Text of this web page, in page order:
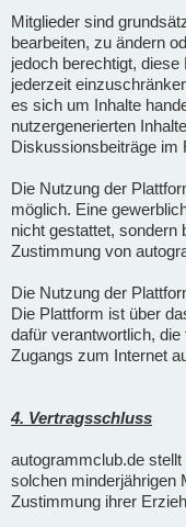
Mitglieder sind
bearbeiten, zu ändern
jedoch berechtigt, diese
jederzeit
es sich um Inhalte
nutzergenerierten
Diskussionsbeiträge im
Die Nutzung der
möglich. Eine
nicht gestattet, sondern
Zustimmung von
Die Nutzung der
Die Plattform ist über
dafür verantwortlich,
Zugangs zum Internet
4. Vertragsschluss
autogrammclub.de
solchen minderjährigen
Zustimmung ihrer